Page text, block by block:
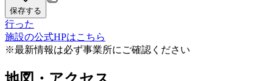
保存する
行った
施設の公式HPはこちら
※最新情報は必ず事業所にご確認ください